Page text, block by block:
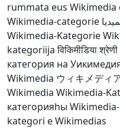
rummata eus Wikimedia
Wikimedia-categorie
Wikimedia-Kategorie
kategoriija विकिमीडिया श्रेणी
категория на
Wikimedia ウィキメディ
Wikimedia Wikimedia-
категорияһы
kategori e Wikimedias